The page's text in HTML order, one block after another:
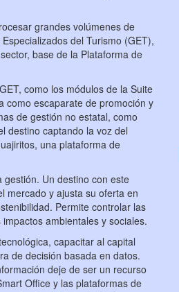
grandes volúmenes de
del Turismo (GET),
base de la Plataforma de
como los módulos de la Suite
como escaparate de promoción y
de gestión no estatal, como
destino captando la voz del
una plataforma de
Un destino con este
mercado y ajusta su oferta en
Permite controlar las
ambientales y sociales.
capacitar al capital
de decisión basada en datos.
deje de ser un recurso
Office y las plataformas de